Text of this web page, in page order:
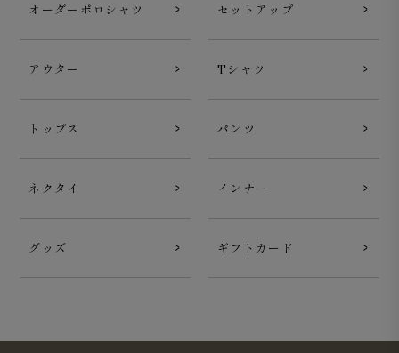
オーダーポロシャツ セットアップ
アウター Tシャツ
トップス パンツ
ネクタイ インナー
グッズ ギフトカード